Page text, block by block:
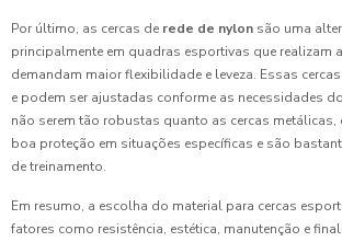
Por último, as cercas de rede de nylon são uma
principalmente em quadras esportivas que realizam
demandam maior flexibilidade e leveza. Essas
e podem ser ajustadas conforme as necessidades
não serem tão robustas quanto as cercas metálicas,
boa proteção em situações específicas e são
de treinamento.
Em resumo, a escolha do material para cercas
fatores como resistência, estética, manutenção e